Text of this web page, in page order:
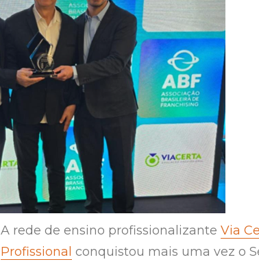
A rede de ensino profissionalizante Via
Profissional conquistou mais uma vez o